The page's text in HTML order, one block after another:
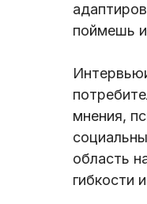
поймешь
мнения,
область
гибкости